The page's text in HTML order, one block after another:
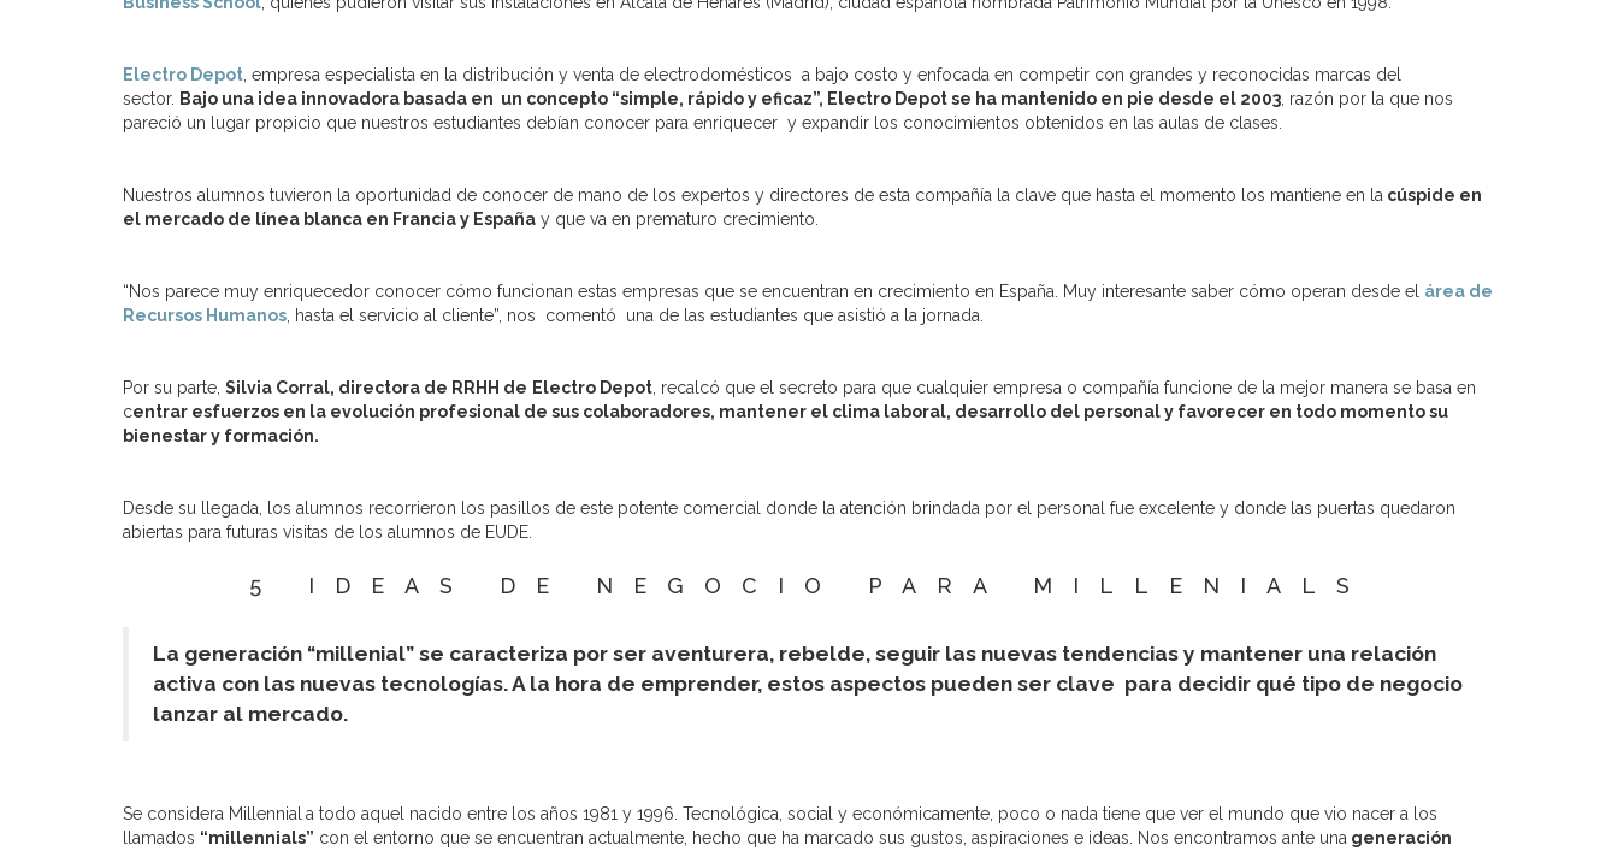
Electro Depot , empresa especialista en la distribución y venta de electrodomésticos a bajo costo y enfocada en competir con grandes y reconocidas marcas del
sector. Bajo una idea innovadora basada en un concepto “simple, rápido y eficaz”, Electro Depot se ha mantenido en pie desde el 2003 , razón por la que nos
pareció un lugar propicio que nuestros estudiantes debían conocer para enriquecer y expandir los conocimientos obtenidos en las aulas de clases.
Nuestros alumnos tuvieron la oportunidad de conocer de mano de los expertos y directores de esta compañía la clave que hasta el momento los mantiene en la cúspide en
el mercado de línea blanca en Francia y España y que va en prematuro crecimiento.
“Nos parece muy enriquecedor conocer cómo funcionan estas empresas que se encuentran en crecimiento en España. Muy interesante saber cómo operan desde el área de
Recursos Humanos , hasta el servicio al cliente”, nos comentó una de las estudiantes que asistió a la jornada.
Por su parte, Silvia Corral, directora de RRHH de Electro Depot , recalcó que el secreto para que cualquier empresa o compañía funcione de la mejor manera se basa en
centrar esfuerzos en la evolución profesional de sus colaboradores, mantener el clima laboral, desarrollo del personal y favorecer en todo momento su
bienestar y formación.
Desde su llegada, los alumnos recorrieron los pasillos de este potente comercial donde la atención brindada por el personal fue excelente y donde las puertas quedaron
abiertas para futuras visitas de los alumnos de EUDE.
5 IDEAS DE NEGOCIO PARA MILLENIALS
La generación “millenial” se caracteriza por ser aventurera, rebelde, seguir las nuevas tendencias y mantener una relación
activa con las nuevas tecnologías. A la hora de emprender, estos aspectos pueden ser clave para decidir qué tipo de negocio
lanzar al mercado.
Se considera Millennial a todo aquel nacido entre los años 1981 y 1996. Tecnológica, social y económicamente, poco o nada tiene que ver el mundo que vio nacer a los
llamados “millennials” con el entorno que se encuentran actualmente, hecho que ha marcado sus gustos, aspiraciones e ideas. Nos encontramos ante una generación